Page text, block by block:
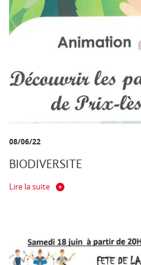
08/06/22
BIODIVERSITE
Lire la suite